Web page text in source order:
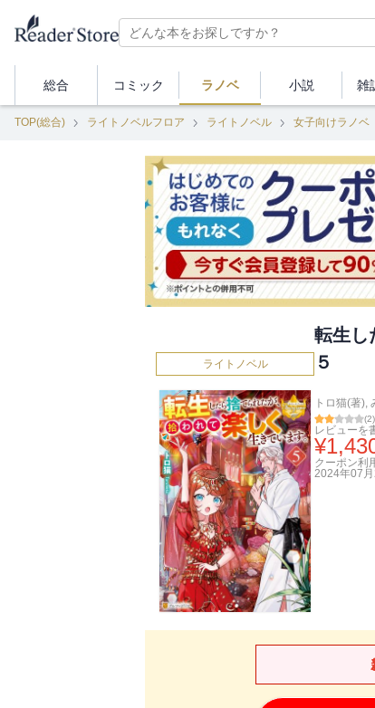
総合 コミック ラノベ 小説 雑
TOP(総合) ライトノベルフロア ライトノベル 女子向けラノベ
ライトノベル
転生し
５
トロ猫(著),
(2)
レビューを
¥
クーポン利
2024年07月